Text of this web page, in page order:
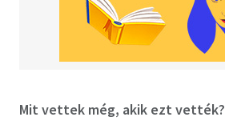
Mit vettek még, akik ezt vették?